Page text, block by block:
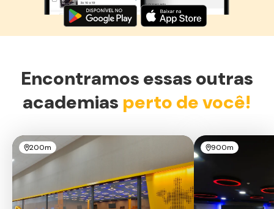
Encontramos essas outras
academias perto de você!
200m 900m